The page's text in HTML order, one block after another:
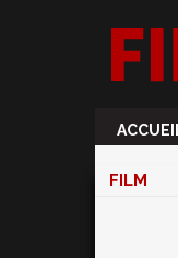
FILM